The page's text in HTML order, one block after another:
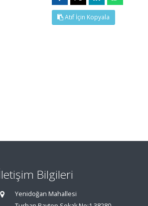
Atıf İçin Kopyala
Bilgileri
Yenidoğan Mahallesi